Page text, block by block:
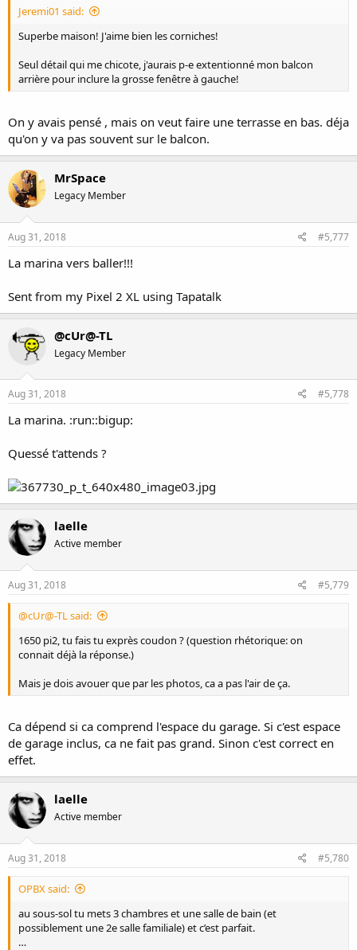
Jeremi01 said:
Superbe maison! J'aime bien les corniches!
Seul détail qui me chicote, j'aurais p-e extentionné mon balcon
arrière pour inclure la grosse fenêtre à gauche!
On y avais pensé , mais on veut faire une terrasse en bas. déja
qu'on y va pas souvent sur le balcon.
MrSpace
Legacy Member
Aug 31, 2018 #5,777
La marina vers baller!!!
Sent from my Pixel 2 XL using Tapatalk
@cUr@-TL
Legacy Member
Aug 31, 2018 #5,778
La marina. :run::bigup:
Quessé t'attends ?
laelle
Active member
Aug 31, 2018 #5,779
@cUr@-TL said:
1650 pi2, tu fais tu exprès coudon ? (question rhétorique: on
connait déjà la réponse.)
Mais je dois avouer que par les photos, ca a pas l'air de ça.
Ca dépend si ca comprend l'espace du garage. Si c'est espace
de garage inclus, ca ne fait pas grand. Sinon c'est correct en
effet.
laelle
Active member
Aug 31, 2018 #5,780
OPBX said:
au sous-sol tu mets 3 chambres et une salle de bain (et
possiblement une 2e salle familiale) et c’est parfait.
…